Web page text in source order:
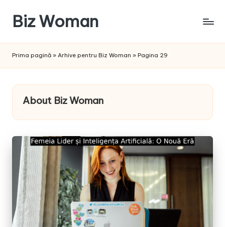
content
Biz Woman
succesul
Prima pagină » Arhive pentru Biz Woman » Pagina 29
About Biz Woman